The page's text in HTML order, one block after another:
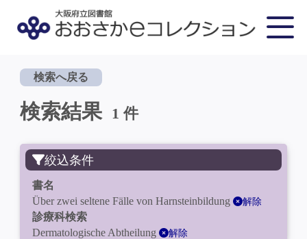
検索へ戻る
検索結果 1 件
絞込条件
書名
Über zwei seltene Fälle von Harnsteinbildung
解除
診療科検索
Dermatologische Abtheilung
解除